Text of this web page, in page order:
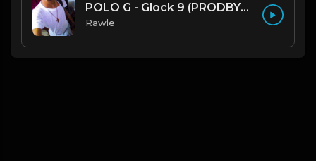
POLO G - Glock 9 (PRODBYRAWLE) INSTRUMENTAL.mp3
Rawle